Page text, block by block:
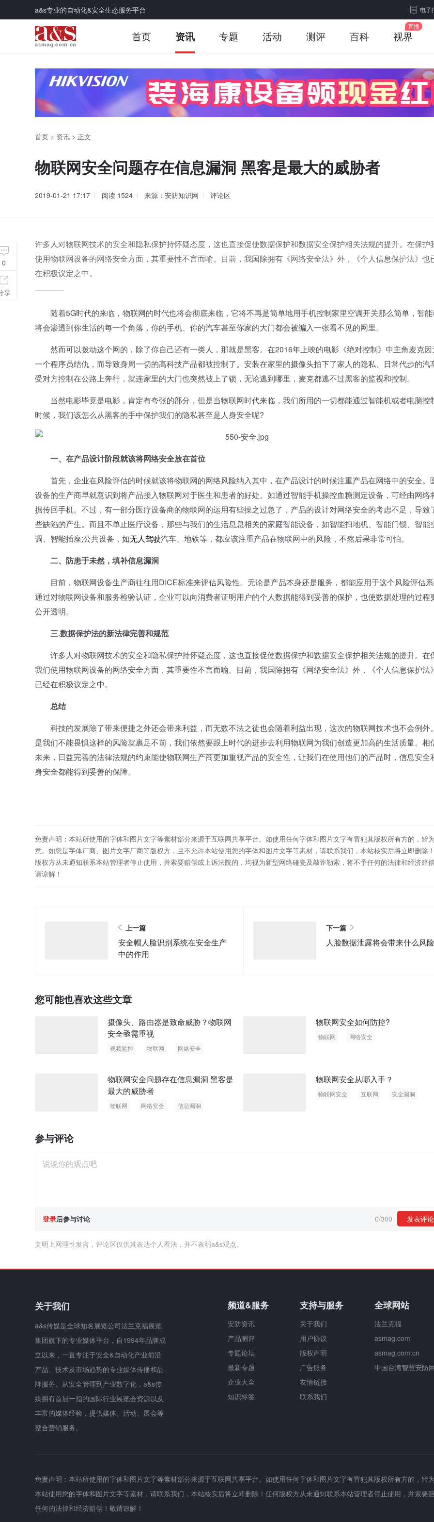
a&s专业的自动化&安全生态服务平台 电子
首页 资讯 专题 活动 测评 百科 视界
首页 > 资讯 > 正文
物联网安全问题存在信息漏洞 黑客是最大的威胁者
2019-01-21 17:17 阅读 1524 来源：安防知识网 评论区
许多人对物联网技术的安全和隐私保护持怀疑态度，这也直接促使数据保护和数据安全保护相关法规的提升。在保护
使用物联网设备的网络安全方面，其重要性不言而喻。目前，我国除拥有《网络安全法》外，《个人信息保护法》也
在积极议定之中。
随着5G时代的来临，物联网的时代也将会彻底来临，它将不再是简单地用手机控制家里空调开关那么简单，智
将会渗透到你生活的每一个角落，你的手机、你的汽车甚至你家的大门都会被编入一张看不见的网里。
然而可以拨动这个网的，除了你自己还有一类人，那就是黑客。在2016年上映的电影《绝对控制》中主角麦克因
一个程序员结仇，而导致身周一切的高科技产品都被控制了。安装在家里的摄像头拍下了家人的隐私、日常代步的汽
受对方控制在公路上奔行，就连家里的大门也突然被上了锁，无论逃到哪里，麦克都逃不过黑客的监视和控制。
当然电影毕竟是电影，肯定有夸张的部分，但是当物联网时代来临，我们所用的一切都能通过智能机或者电脑控
时候，我们该怎么从黑客的手中保护我们的隐私甚至是人身安全呢?
一、在产品设计阶段就该将网络安全放在首位
首先，企业在风险评估的时候就该将物联网的网络风险纳入其中，在产品设计的时候注重产品在网络中的安全。
设备的生产商早就意识到将产品接入物联网对于医生和患者的好处。如通过智能手机操控血糖测定设备，可经由网络
据传回手机。不过，有一部分医疗设备商的物联网的运用有些操之过急了，产品的设计对网络安全的考虑不足，导致
些缺陷的产生。而且不单止医疗设备，那些与我们的生活息息相关的家庭智能设备，如智能扫地机、智能门锁、智能
调、智能插座;公共设备，如无人驾驶汽车、地铁等，都应该注重产品在物联网中的风险，不然后果非常可怕。
二、防患于未然，填补信息漏洞
目前，物联网设备生产商往往用DICE标准来评估风险性。无论是产品本身还是服务，都能应用于这个风险评估
通过对物联网设备和服务检验认证，企业可以向消费者证明用户的个人数据能得到妥善的保护，也使数据处理的过程
公开透明。
三.数据保护法的新法律完善和规范
许多人对物联网技术的安全和隐私保护持怀疑态度，这也直接促使数据保护和数据安全保护相关法规的提升。在
我们使用物联网设备的网络安全方面，其重要性不言而喻。目前，我国除拥有《网络安全法》外，《个人信息保护法
已经在积极议定之中。
总结
科技的发展除了带来便捷之外还会带来利益，而无数不法之徒也会随着利益出现，这次的物联网技术也不会例外
是我们不能畏惧这样的风险就裹足不前，我们依然要跟上时代的进步去利用物联网为我们创造更加高的生活质量。相
未来，日益完善的法律法规的约束能使物联网生产商更加重视产品的安全性，让我们在使用他们的产品时，信息安全
身安全都能得到妥善的保障。
免责声明：本站所使用的字体和图片文字等素材部分来源于互联网共享平台。如使用任何字体和图片文字有冒犯其版权所有方的，皆
意。如您是字体厂商、图片文字厂商等版权方，且不允许本站使用您的字体和图片文字等素材，请联系我们，本站核实后将立即删除
版权方从未通知联系本站管理者停止使用，并索要赔偿或上诉法院的，均视为新型网络碰瓷及敲诈勒索，将不予任何的法律和经济赔
请谅解！
上一篇
安全帽人脸识别系统在安全生产
中的作用
下一篇
人脸数据泄露将会带来什么风
您可能也喜欢这些文章
摄像头、路由器是致命威胁？物联网
安全亟需重视
视频监控 物联网 网络安全
物联网安全如何防控?
物联网 网络安全
物联网安全问题存在信息漏洞 黑客是
最大的威胁者
物联网 网络安全 信息漏洞
物联网安全从哪入手？
物联网安全 互联网 安全漏洞
参与评论
登录后参与讨论 0/300 发表评论
文明上网理性发言，评论区仅供其表达个人看法，并不表明a&s观点。
0
享
关于我们
a&s传媒是全球知名展览公司法兰克福展览
集团旗下的专业媒体平台，自1994年品牌成
立以来，一直专注于安全&自动化产业前沿
产品、技术及市场趋势的专业媒体传播和品
牌服务。从安全管理到产业数字化，a&s传
媒拥有首屈一指的国际行业展览会资源以及
丰富的媒体经验，提供媒体、活动、展会等
整合营销服务。
频道&服务
安防资讯
产品测评
专题论坛
最新专题
企业大全
知识标签
支持与服务
关于我们
用户协议
版权声明
广告服务
友情链接
联系我们
全球网站
法兰克福
asmag.com
asmag.com.cn
中国台湾智慧安防
免责声明：本站所使用的字体和图片文字等素材部分来源于互联网共享平台。如使用任何字体和图片文字有冒犯其版权所有方的，
本站使用您的字体和图片文字等素材，请联系我们，本站核实后将立即删除！任何版权方从未通知联系本站管理者停止使用，并索
任何的法律和经济赔偿！敬请谅解！